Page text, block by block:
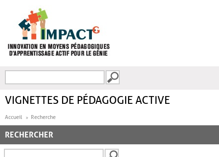
FORMULAIRE DE
VIGNETTES DE PÉDAGOGIE ACTIVE
Accueil Recherche
RECHERCHER